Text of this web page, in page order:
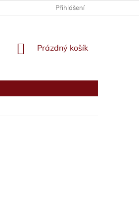
Přihlášení
NÁKUPNÍ
Prázdný košík